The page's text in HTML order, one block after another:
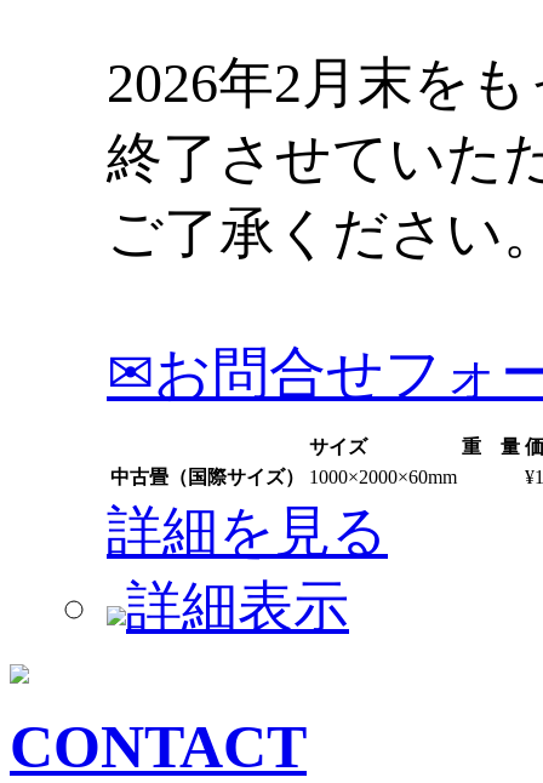
2026年2月末を
終了させていた
ご了承ください
✉お問合せフォ
サイズ 重 量
中古畳（国際サイズ）
1000×2000×60mm ¥
詳細を見る
詳細表示
CONTACT